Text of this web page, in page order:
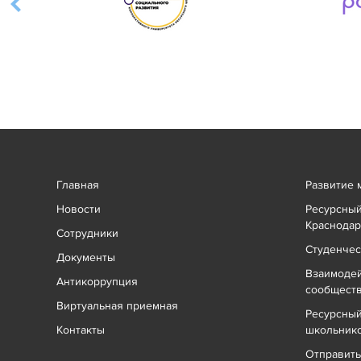
Главная
Новости
Сотрудники
Документы
Антикоррупция
Виртуальная приемная
Контакты
Развитие